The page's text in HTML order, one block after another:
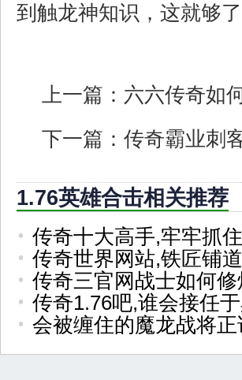
到触龙神知识，这就够
上一篇： 六六传奇如
下一篇： 传奇霸业刺
1.76英雄合击相关推荐
传奇十大高手,牢牢抓
传奇世界网站,铁匠铺
传奇三官网战士如何修
传奇1.76吧,谁会接任
会被缠住的魔龙战将